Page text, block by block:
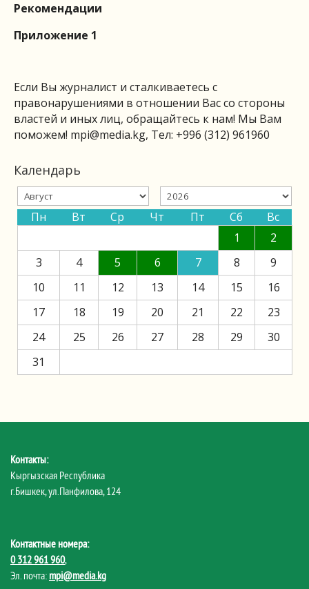
Рекомендации
Приложение 1
Если Вы журналист и сталкиваетесь с
правонарушениями в отношении Вас со стороны
властей и иных лиц, обращайтесь к нам! Мы Вам
поможем! mpi@media.kg, Тел: +996 (312) 961960
Календарь
Пн Вт Ср Чт Пт Сб
Вс
1
2
3
4 5 6 7 8
9
10
11 12 13 14 15
16
17
18 19 20 21 22
23
24
25 26 27 28 29
30
31
Контакты:
Кыргызская Республика
г.Бишкек, ул.Панфилова, 124
Контактные номера:
0 312 961 960,
Эл. почта: mpi@media.kg